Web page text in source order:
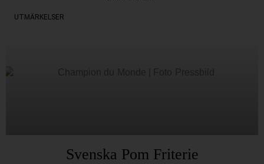
UTMÄRKELSER
Svenska Pom Friterie